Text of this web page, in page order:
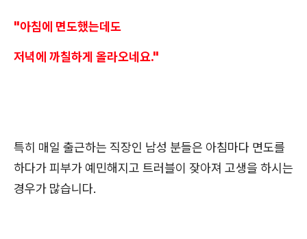
"아침에 면도했는데도
저녁에 까칠하게 올라오네요."
특히 매일 출근하는 직장인 남성 분들은 아침마다 면도를
하다가 피부가 예민해지고 트러블이 잦아져 고생을 하시는
경우가 많습니다.